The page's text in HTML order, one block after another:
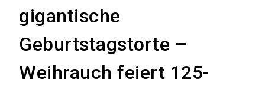
gigantische
Geburtstagstorte –
Weihrauch feiert 125-